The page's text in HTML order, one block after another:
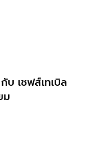
บ เชฟส์เทเบิล
ม